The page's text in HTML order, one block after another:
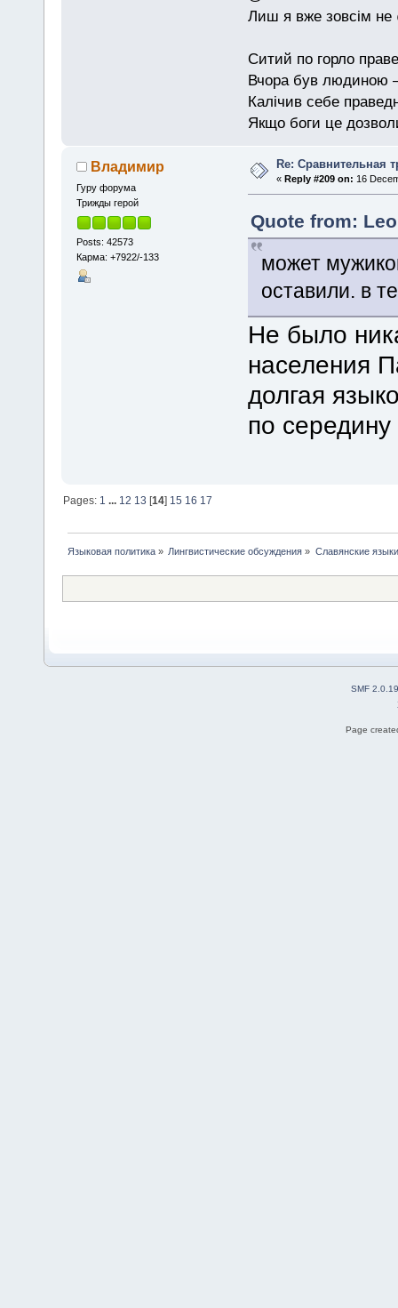
Лиш я вже зовсім не
Ситий по горло
Вчора був людиною —
Калічив себе
Якщо боги це
Владимир
Гуру форума
Трижды герой
Posts: 42573
Карма: +7922/-133
Re: Сравнительная
« Reply #209 on: 16
Quote from:
может
оставили. в
Не было
населения
долгая
по
Pages: 1 ... 12 13 [14] 15 16 17
Языковая политика» Лингвистические обсуждения » Славянские языки
SMF 2.0.19
Page